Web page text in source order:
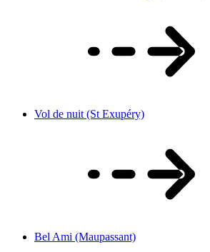
Vol de nuit (St Exupéry)
Bel Ami (Maupassant)